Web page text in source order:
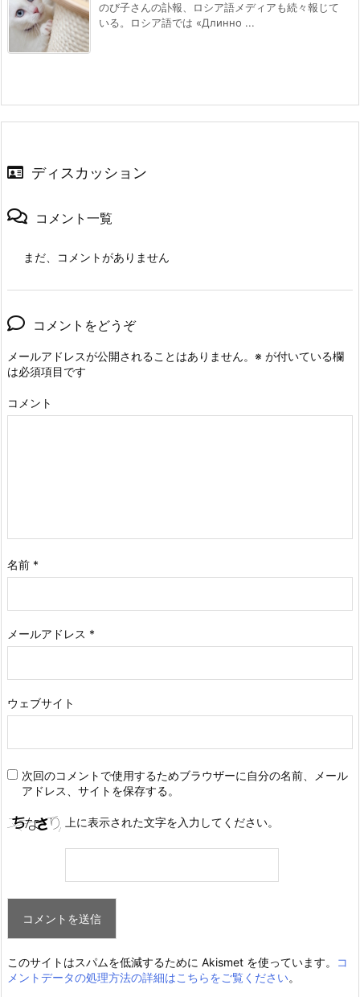
のび子さんの訃報、ロシア語メディアも続々報じて
いる。ロシア語では «Длинно ...
ディスカッション
コメント一覧
まだ、コメントがありません
コメントをどうぞ
メールアドレスが公開されることはありません。 ※ が付いている欄
は必須項目です
コメント
名前 *
メールアドレス *
ウェブサイト
次回のコメントで使用するためブラウザーに自分の名前、メール
アドレス、サイトを保存する。
上に表示された文字を入力してください。
このサイトはスパムを低減するために Akismet を使っています。
コ
メントデータの処理方法の詳細はこちらをご覧ください。